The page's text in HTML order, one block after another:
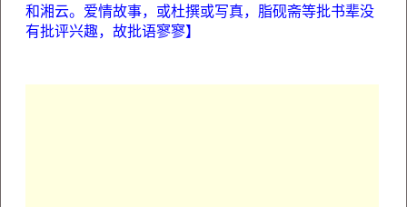
和湘云。爱情故事，或杜撰或写真，脂砚斋等批书辈没
有批评兴趣，故批语寥寥】